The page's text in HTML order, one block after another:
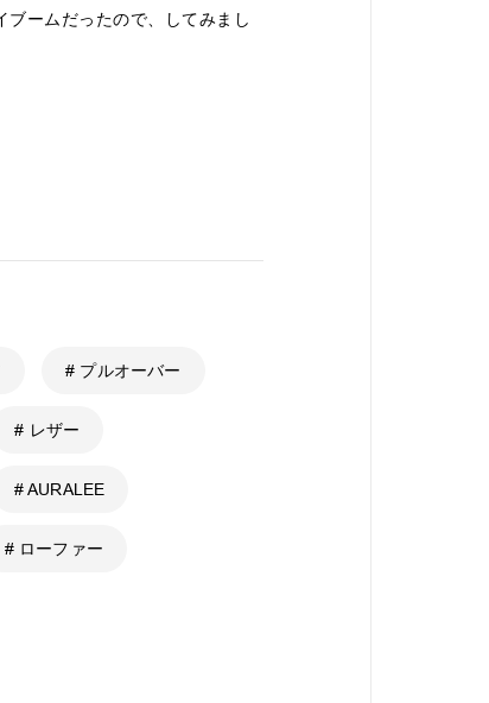
ブームだったので、してみまし
# プルオーバー
# レザー
# AURALEE
# ローファー